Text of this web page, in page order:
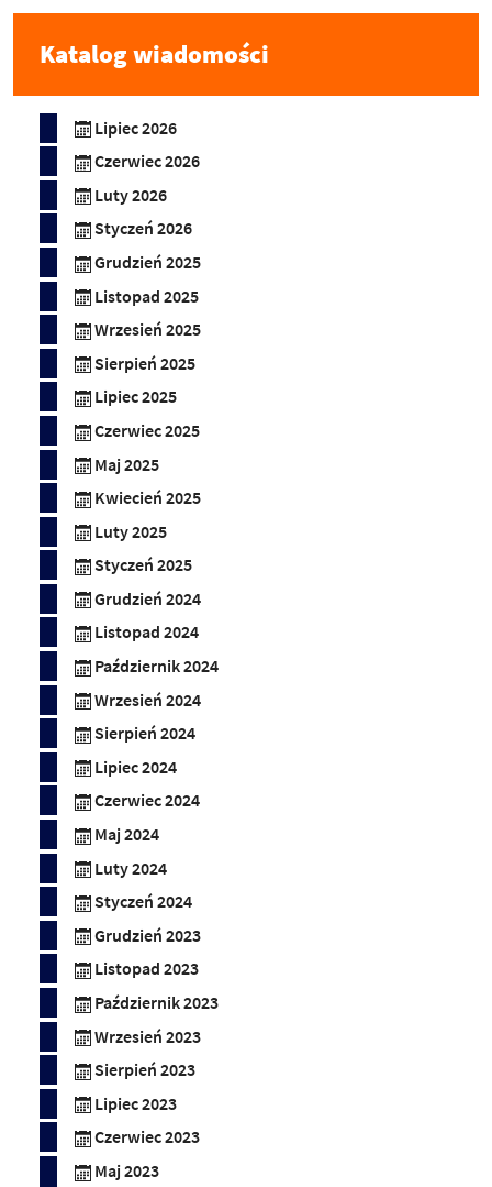
Katalog wiadomości
Lipiec 2026
Czerwiec 2026
Luty 2026
Styczeń 2026
Grudzień 2025
Listopad 2025
Wrzesień 2025
Sierpień 2025
Lipiec 2025
Czerwiec 2025
Maj 2025
Kwiecień 2025
Luty 2025
Styczeń 2025
Grudzień 2024
Listopad 2024
Październik 2024
Wrzesień 2024
Sierpień 2024
Lipiec 2024
Czerwiec 2024
Maj 2024
Luty 2024
Styczeń 2024
Grudzień 2023
Listopad 2023
Październik 2023
Wrzesień 2023
Sierpień 2023
Lipiec 2023
Czerwiec 2023
Maj 2023